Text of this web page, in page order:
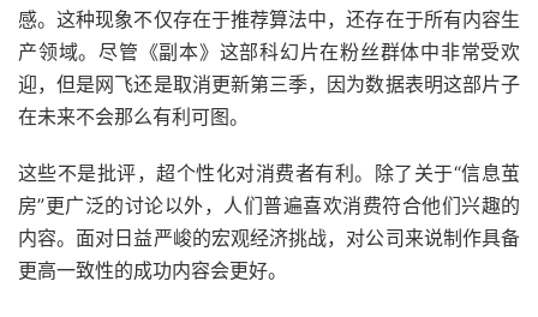
感。这种现象不仅存在于推荐算法中，还存在于所有内容生
产领域。尽管《副本》这部科幻片在粉丝群体中非常受欢
迎，但是网飞还是取消更新第三季，因为数据表明这部片子
在未来不会那么有利可图。
这些不是批评，超个性化对消费者有利。除了关于“信息茧
房”更广泛的讨论以外，人们普遍喜欢消费符合他们兴趣的
内容。面对日益严峻的宏观经济挑战，对公司来说制作具备
更高一致性的成功内容会更好。